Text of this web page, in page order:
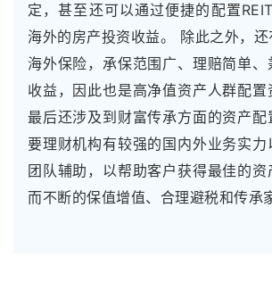
定，甚至还可以通过便捷的配置
海外的房产投资收益。 除此之外，
海外保险，承保范围广、理赔简单、
收益，因此也是高净值资产人群配置
最后还涉及到财富传承方面的资产配
要理财机构有较强的国内外业务实力
团队辅助，以帮助客户获得最佳的资
而不断的保值增值、合理避税和传承